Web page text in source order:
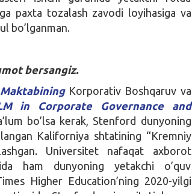
paxta tozalash zavodi loyihasiga va
bo’lganman.
bersangiz.
Korporativ Boshqaruv va
in Corporate Governance and
bo’lsa kerak, Stenford dunyoning
Kaliforniya shtatining “Kremniy
Universitet nafaqat axborot
ham dunyoning yetakchi o’quv
Higher Education’ning 2020-yilgi